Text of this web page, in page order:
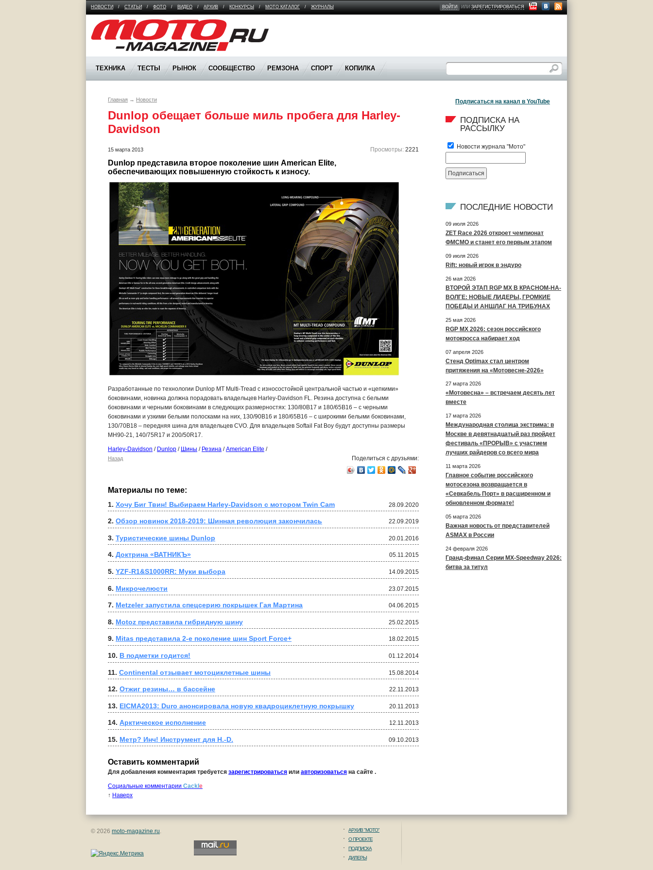
НОВОСТИ / СТАТЬИ / ФОТО / ВИДЕО / АРХИВ / КОНКУРСЫ / МОТО КАТАЛОГ / ЖУРНАЛЫ ВОЙТИ ИЛИЗАРЕГИСТРИРОВАТЬСЯ
Moto Magazine
ТЕХНИКА ТЕСТЫ РЫНОК СООБЩЕСТВО РЕМЗОНА СПОРТ КОПИЛКА
Главная → Новости
Dunlop обещает больше миль пробега для Harley-
Davidson
Просмотры: 2221
15 марта 2013
Dunlop представила второе поколение шин American Elite,
обеспечивающих повышенную стойкость к износу.
Разработанные по технологии Dunlop MT Multi-Tread с износостойкой центральной частью и «цепкими»
боковинами, новинка должна порадовать владельцев Harley-Davidson FL. Резина доступна с белыми
боковинами и черными боковинами в следующих размерностях: 130/80B17 и 180/65B16 – с черными
боковинами и узкими белыми полосками на них, 130/90B16 и 180/65B16 – с широкими белыми боковинами,
130/70B18 – передняя шина для владельцев CVO. Для владельцев Softail Fat Boy будут доступны размеры
MH90-21, 140/75R17 и 200/50R17.
Harley-Davidson / Dunlop / Шины / Резина /American Elite /
Назад Поделиться с друзьями:
Материалы по теме:
28.09.2020
1. Хочу Биг Твин! Выбираем Harley-Davidson с мотором Twin Cam
22.09.2019
2. Обзор новинок 2018-2019: Шинная революция закончилась
20.01.2016
3. Туристические шины Dunlop
05.11.2015
4. Доктрина «ВАТНИКЪ»
14.09.2015
5. YZF-R1&S1000RR: Муки выбора
23.07.2015
6. Микрочелюсти
04.06.2015
7. Metzeler запустила спецсерию покрышек Гая Мартина
25.02.2015
8. Motoz представила гибридную шину
18.02.2015
9. Mitas представила 2-е поколение шин Sport Force+
01.12.2014
10. В подметки годится!
15.08.2014
11. Continental отзывает мотоциклетные шины
22.11.2013
12. Отжиг резины… в бассейне
20.11.2013
13. EICMA2013: Duro анонсировала новую квадроциклетную покрышку
12.11.2013
14. Арктическое исполнение
09.10.2013
15. Метр? Инч! Инструмент для H.-D.
Оставить комментарий
Для добавления комментария требуется зарегистрироваться или авторизоваться на сайте .
Социальные комментарии Cackle
↑ Наверх
Подписаться на канал в YouTube
ПОДПИСКА НА
РАССЫЛКУ
Новости журнала "Мото"
ПОСЛЕДНИЕ НОВОСТИ
09 июля 2026
ZET Race 2026 откроет чемпионат
ФМСМО и станет его первым этапом
09 июля 2026
Rift: новый игрок в эндуро
26 мая 2026
ВТОРОЙ ЭТАП RGP MX В КРАСНОМ-НА-
ВОЛГЕ: НОВЫЕ ЛИДЕРЫ, ГРОМКИЕ
ПОБЕДЫ И АНШЛАГ НА ТРИБУНАХ
25 мая 2026
RGP MX 2026: сезон российского
мотокросса набирает ход
07 апреля 2026
Стенд Optimax стал центром
притяжения на «Мотовесне-2026»
27 марта 2026
«Мотовесна» – встречаем десять лет
вместе
17 марта 2026
Международная столица экстрима: в
Москве в девятнадцатый раз пройдет
фестиваль «ПРОРЫВ» с участием
лучших райдеров со всего мира
11 марта 2026
Главное событие российского
мотосезона возвращается в
«Севкабель Порт» в расширенном и
обновленном формате!
05 марта 2026
Важная новость от представителей
ASMAX в России
24 февраля 2026
Гранд-финал Серии MX-Speedway 2026:
битва за титул
© 2026 moto-magazine.ru
АРХИВ "МОТО"
О ПРОЕКТЕ
ПОДПИСКА
ДИЛЕРЫ